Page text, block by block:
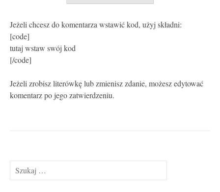
Jeżeli chcesz do komentarza wstawić kod, użyj składni:
[code]
tutaj wstaw swój kod
[/code]
Jeżeli zrobisz literówkę lub zmienisz zdanie, możesz edytować
komentarz po jego zatwierdzeniu.
Szukaj: